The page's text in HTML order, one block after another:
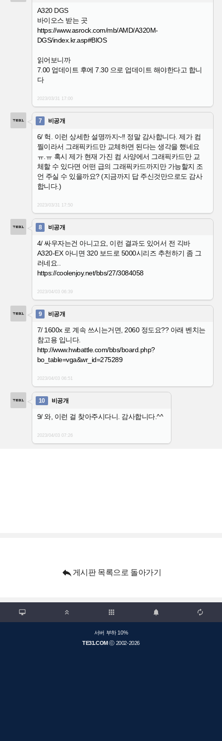
A320 DGS
바이오스 받는 곳
https://www.asrock.com/mb/AMD/A320M-
DGS/index.kr.asp#BIOS
읽어보니까
7.00 업데이트 후에 7.30 으로 업데이트 해야한다고 합니
다
2023/03/31 17:00
7 비공개
6/ 헉. 이런 상세한 설명까지~!! 정말 감사합니다. 제가 컴
찔이라서 그래픽카드만 교체하면 된다는 생각을 했네요
ㅠ.ㅠ 혹시 제가 현재 가진 컴 사양에서 그래픽카드만 교
체할 수 있다면 어떤 급의 그래픽카드까지만 가능할지 조
언 주실 수 있을까요? (지금까지 답 주신것만으로도 감사
합니다.)
2023/03/31 17:50
8 비공개
4/ 싸우자는건 아니고요, 이런 결과도 있어서 전 긱바
A320-EX 아니면 320 보드로 5000시리즈 추천하기 좀 그
러네요..
https://coolenjoy.net/bbs/27/3084058
2023/04/03 06:39
9 비공개
7/ 1600x 로 계속 쓰시는거면, 2060 정도요?? 아래 벤치는
참고용 입니다.
http://www.hwbattle.com/bbs/board.php?
bo_table=vga&wr_id=275289
2023/04/03 06:51
10 비공개
9/ 와, 이런 걸 찾아주시다니. 감사합니다.^^
2023/04/03 07:26
 게시판 목록으로 돌아가기
  apps  
서버 부하 10%
TE31.COMⓒ 2002-2026